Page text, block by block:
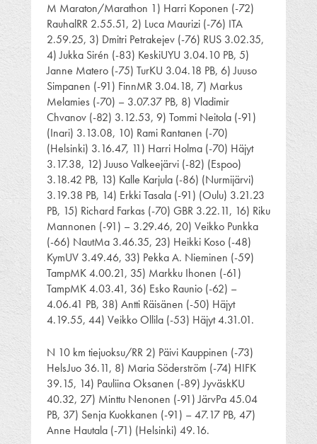
M Maraton/Marathon 1) Harri Koponen (-72)
RauhalRR 2.55.51, 2) Luca Maurizi (-76) ITA
2.59.25, 3) Dmitri Petrakejev (-76) RUS 3.02.35,
4) Jukka Sirén (-83) KeskiUYU 3.04.10 PB, 5)
Janne Matero (-75) TurKU 3.04.18 PB, 6) Juuso
Simpanen (-91) FinnMR 3.04.18, 7) Markus
Melamies (-70) – 3.07.37 PB, 8) Vladimir
Chvanov (-82) 3.12.53, 9) Tommi Neitola (-91)
(Inari) 3.13.08, 10) Rami Rantanen (-70)
(Helsinki) 3.16.47, 11) Harri Holma (-70) Häjyt
3.17.38, 12) Juuso Valkeejärvi (-82) (Espoo)
3.18.42 PB, 13) Kalle Karjula (-86) (Nurmijärvi)
3.19.38 PB, 14) Erkki Tasala (-91) (Oulu) 3.21.23
PB, 15) Richard Farkas (-70) GBR 3.22.11, 16) Riku
Mannonen (-91) – 3.29.46, 20) Veikko Punkka
(-66) NautMa 3.46.35, 23) Heikki Koso (-48)
KymUV 3.49.46, 33) Pekka A. Nieminen (-59)
TampMK 4.00.21, 35) Markku Ihonen (-61)
TampMK 4.03.41, 36) Esko Raunio (-62) –
4.06.41 PB, 38) Antti Räisänen (-50) Häjyt
4.19.55, 44) Veikko Ollila (-53) Häjyt 4.31.01.
N 10 km tiejuoksu/RR 2) Päivi Kauppinen (-73)
HelsJuo 36.11, 8) Maria Söderström (-74) HIFK
39.15, 14) Pauliina Oksanen (-89) JyväskKU
40.32, 27) Minttu Nenonen (-91) JärvPa 45.04
PB, 37) Senja Kuokkanen (-91) – 47.17 PB, 47)
Anne Hautala (-71) (Helsinki) 49.16.